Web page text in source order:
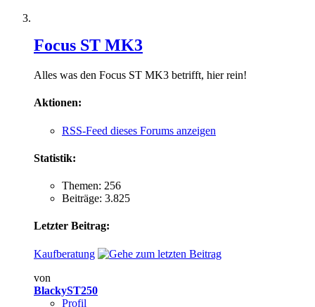
Focus ST MK3
Alles was den Focus ST MK3 betrifft, hier rein!
Aktionen:
RSS-Feed dieses Forums anzeigen
Statistik:
Themen: 256
Beiträge: 3.825
Letzter Beitrag:
Kaufberatung
von
BlackyST250
Profil